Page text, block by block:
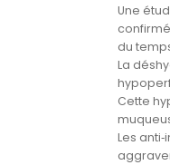
Une
du
La
Cette
Les